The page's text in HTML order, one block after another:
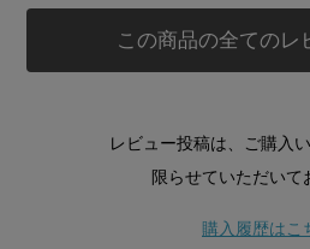
この商品の全てのレ
レビュー投稿は、ご購入
限らせていただいて
購入履歴はこ